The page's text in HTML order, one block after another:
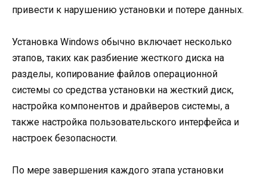
привести к нарушению установки и потере данных.
Установка Windows обычно включает несколько
этапов, таких как разбиение жесткого диска на
разделы, копирование файлов операционной
системы со средства установки на жесткий диск,
настройка компонентов и драйверов системы, а
также настройка пользовательского интерфейса и
настроек безопасности.
По мере завершения каждого этапа установки